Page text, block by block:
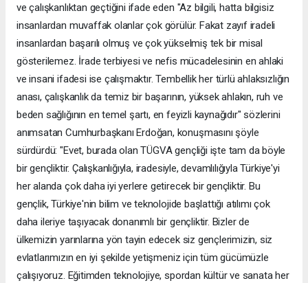
ve çalışkanlıktan geçtiğini ifade eden "Az bilgili, hatta bilgisiz
insanlardan muvaffak olanlar çok görülür. Fakat zayıf iradeli
insanlardan başarılı olmuş ve çok yükselmiş tek bir misal
gösterilemez. İrade terbiyesi ve nefis mücadelesinin en ahlaki
ve insani ifadesi ise çalışmaktır. Tembellik her türlü ahlaksızlığın
anası, çalışkanlık da temiz bir başarının, yüksek ahlakın, ruh ve
beden sağlığının en temel şartı, en feyizli kaynağıdır" sözlerini
anımsatan Cumhurbaşkanı Erdoğan, konuşmasını şöyle
sürdürdü: "Evet, burada olan TÜGVA gençliği işte tam da böyle
bir gençliktir. Çalışkanlığıyla, iradesiyle, devamlılığıyla Türkiye'yi
her alanda çok daha iyi yerlere getirecek bir gençliktir. Bu
gençlik, Türkiye'nin bilim ve teknolojide başlattığı atılımı çok
daha ileriye taşıyacak donanımlı bir gençliktir. Bizler de
ülkemizin yarınlarına yön tayin edecek siz gençlerimizin, siz
evlatlarımızın en iyi şekilde yetişmeniz için tüm gücümüzle
çalışıyoruz. Eğitimden teknolojiye, spordan kültür ve sanata her